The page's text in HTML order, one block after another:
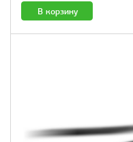
В корзину